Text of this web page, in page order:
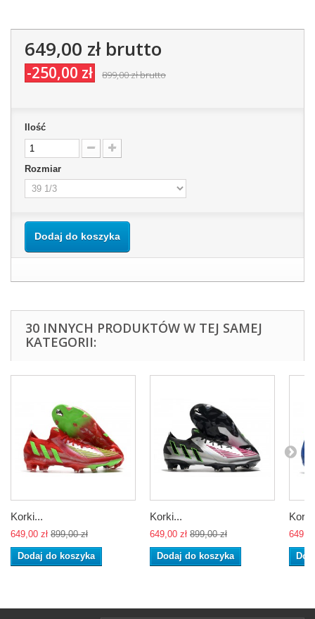
649,00 złbrutto
-250,00 zł 899,00 złbrutto
Ilość
Rozmiar
Dodaj do koszyka
30 INNYCH PRODUKTÓW W TEJ SAMEJ
KATEGORII:
Korki...
649,00 zł 899,00 zł
Dodaj do koszyka
Korki...
649,00 zł 899,00 zł
Dodaj do koszyka